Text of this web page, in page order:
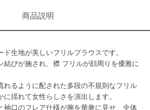
商品説明
生地が美しいフリルブラウスです。
結びが施され、襟 フリルが顔周りを優雅に
れるように配された多段の不規則なフリル
揺れて女性らしさを演出します。
袖口のフレア仕様が腕を華奢に見せ、全体